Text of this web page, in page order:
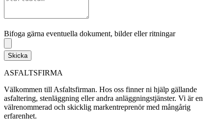
Bifoga gärna eventuella dokument, bilder eller ritningar
Skicka
ASFALTSFIRMA
Välkommen till Asfaltsfirman. Hos oss finner ni hjälp gällande
asfaltering, stenläggning eller andra anläggningstjänster. Vi är en
välrenommerad och skicklig markentreprenör med mångårig
erfarenhet.